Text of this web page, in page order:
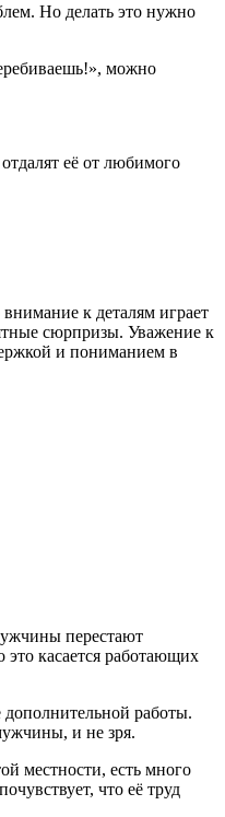
Но делать это нужно
можно
её от любимого
к деталям играет
сюрпризы. Уважение к
и пониманием в
перестают
это касается работающих
работы.
и не зря.
местности, есть много
что её труд